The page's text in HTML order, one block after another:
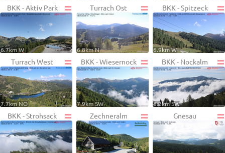
BKK - Aktiv Park
6.7km W
Turrach Ost
6.8km N
BKK - Spitzeck
6.9km W
Turrach West
7.7km NO
BKK - Wiesernock
7.9km SW
BKK - Nockalm
8.2km SW
BKK - Strohsack Zechneralm Gnesau